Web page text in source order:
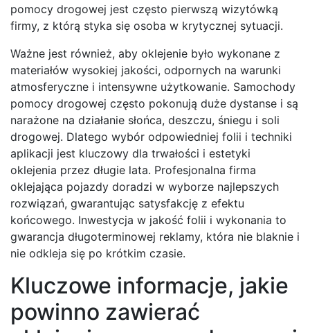
pomocy drogowej jest często pierwszą wizytówką
firmy, z którą styka się osoba w krytycznej sytuacji.
Ważne jest również, aby oklejenie było wykonane z
materiałów wysokiej jakości, odpornych na warunki
atmosferyczne i intensywne użytkowanie. Samochody
pomocy drogowej często pokonują duże dystanse i są
narażone na działanie słońca, deszczu, śniegu i soli
drogowej. Dlatego wybór odpowiedniej folii i techniki
aplikacji jest kluczowy dla trwałości i estetyki
oklejenia przez długie lata. Profesjonalna firma
oklejająca pojazdy doradzi w wyborze najlepszych
rozwiązań, gwarantując satysfakcję z efektu
końcowego. Inwestycja w jakość folii i wykonania to
gwarancja długoterminowej reklamy, która nie blaknie i
nie odkleja się po krótkim czasie.
Kluczowe informacje, jakie
powinno zawierać